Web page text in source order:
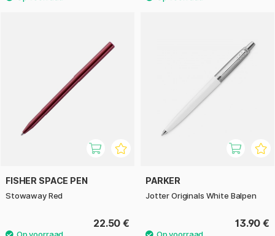
FISHER SPACE PEN
Stowaway Red
22.50 €
PARKER
Jotter Originals White Balpen
13.90 €